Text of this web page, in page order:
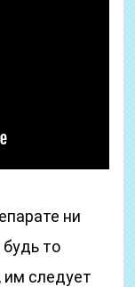
ни
то
им следует